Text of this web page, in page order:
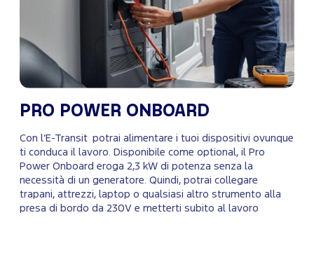
PRO POWER ONBOARD
Con l’E-Transit potrai alimentare i tuoi dispositivi ovunque
ti conduca il lavoro. Disponibile come optional, il Pro
Power Onboard eroga 2,3 kW di potenza senza la
necessità di un generatore. Quindi, potrai collegare
trapani, attrezzi, laptop o qualsiasi altro strumento alla
presa di bordo da 230V e metterti subito al lavoro